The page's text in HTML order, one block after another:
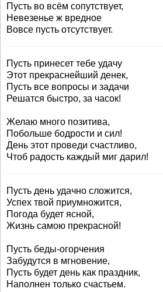
Пусть во всём сопутствует,
Невезенье ж вредное
Вовсе пусть отсутствует.
Пусть принесет тебе удачу
Этот прекраснейший денек,
Пусть все вопросы и задачи
Решатся быстро, за часок!
Желаю много позитива,
Побольше бодрости и сил!
День этот проведи счастливо,
Чтоб радость каждый миг дарил!
Пусть день удачно сложится,
Успех твой приумножится,
Погода будет ясной,
Жизнь самою прекрасной!
Пусть беды-огорчения
Забудутся в мгновение,
Пусть будет день как праздник,
Наполнен только счастьем.